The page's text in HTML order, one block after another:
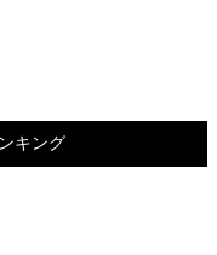
キング